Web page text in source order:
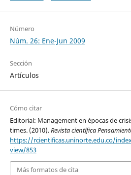
Número
Núm. 26: Ene-Jun 2009
Sección
Artículos
Cómo citar
Editorial: Management en épocas de
times. (2010).Revista científica
https://rcientificas.uninorte.edu.co/
view/853
Más formatos de cita